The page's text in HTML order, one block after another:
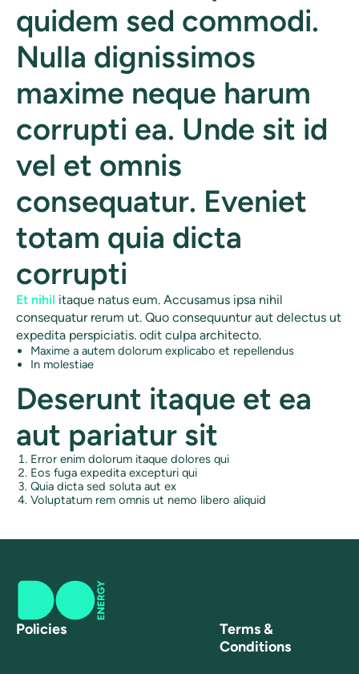
quidem sed commodi.
Nulla dignissimos
maxime neque harum
corrupti ea. Unde sit id
vel et omnis
consequatur. Eveniet
totam quia dicta
corrupti
Et nihil itaque natus eum. Accusamus ipsa nihil
consequatur rerum ut. Quo consequuntur aut delectus ut
expedita perspiciatis. odit culpa architecto.
Maxime a autem dolorum explicabo et repellendus
In molestiae
Deserunt itaque et ea
aut pariatur sit
Error enim dolorum itaque dolores qui
Eos fuga expedita excepturi qui
Quia dicta sed soluta aut ex
Voluptatum rem omnis ut nemo libero aliquid
Policies
Terms &
Conditions